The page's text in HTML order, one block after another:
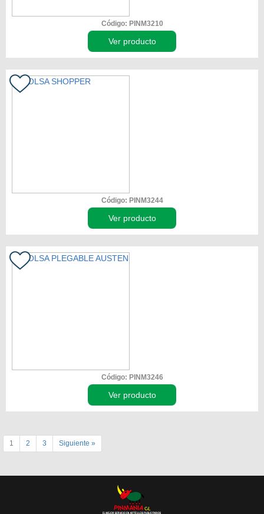
Código: PINM3210
Ver producto
Código: PINM3244
Ver producto
Código: PINM3246
Ver producto
1 2 3 Siguiente »